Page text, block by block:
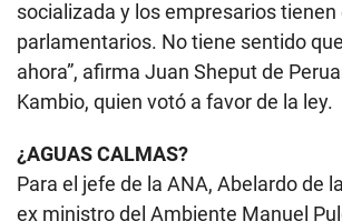
socializada y los empresarios tienen
parlamentarios. No tiene sentido
ahora”, afirma Juan Sheput de
Kambio, quien votó a favor de la ley.
¿AGUAS CALMAS?
Para el jefe de la ANA, Abelardo de
ex ministro del Ambiente Manuel